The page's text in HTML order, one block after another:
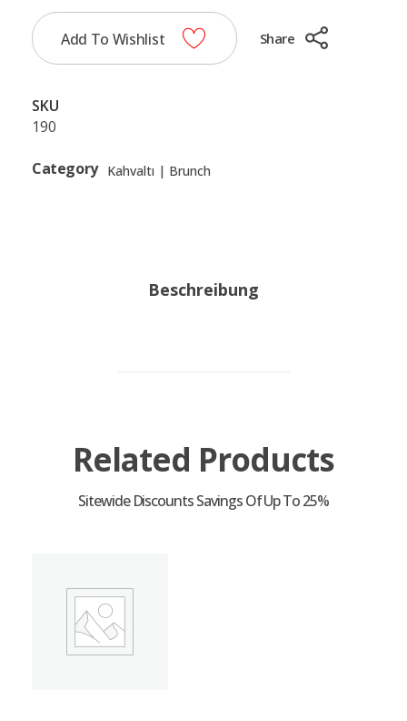
Add To Wishlist Share
SKU
190
Category Kahvaltı | Brunch
Beschreibung
Related Products